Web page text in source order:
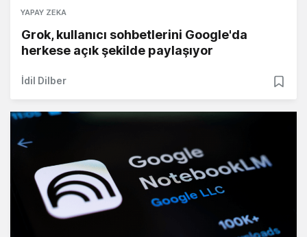
YAPAY ZEKA
Grok, kullanıcı sohbetlerini Google'da
herkese açık şekilde paylaşıyor
İdil Dilber